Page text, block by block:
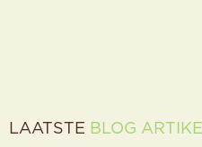
LAATSTE BLOG